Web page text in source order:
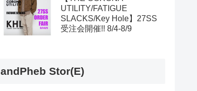
UTILITY/FATIGUE
SLACKS/Key Hole】27SS
受注会開催!! 8/4-8/9
andPheb Stor(E)